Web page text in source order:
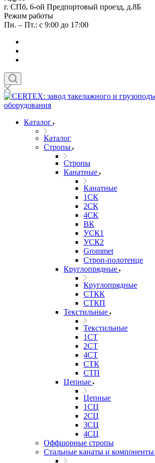
г. СПб, 6-ой Предпортовый проезд, д.8Б
Режим работы
Пн. – Пт.: с 9:00 до 17:00
Каталог
Каталог
Стропы
Стропы
Канатные
Канатные
1СК
2СК
4СК
ВК
УСК1
УСК2
Grommet
Строп-полотенце
Круглопрядные
Круглопрядные
СТКК
СТКП
Текстильные
Текстильные
1СТ
2СТ
4СТ
СТК
СТП
Цепные
Цепные
1СЦ
2СЦ
3СЦ
4СЦ
Оффшорные стропы
Стальные канаты и компоненты